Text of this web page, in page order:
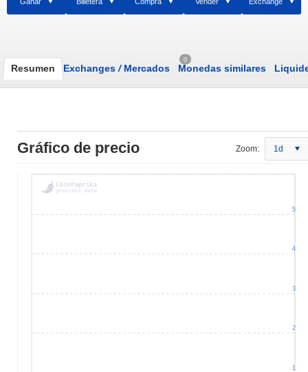
Resumen Exchanges /Mercados
0
Monedas similares
Gráfico de precio Zoom: 1d
1
2
3
4
5